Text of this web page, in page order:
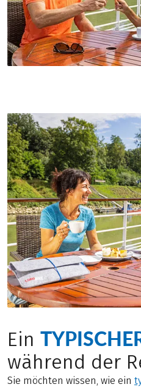
Ein
während der
Sie möchten wissen, wie ein